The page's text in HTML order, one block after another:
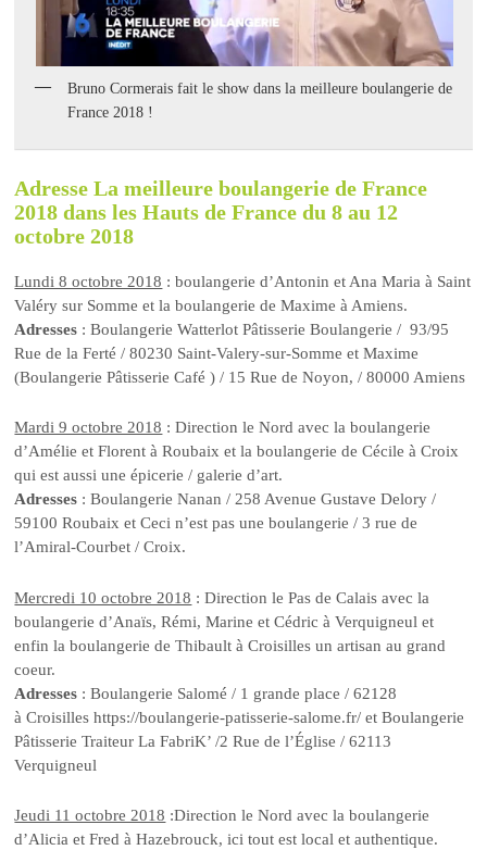
Bruno Cormerais fait le show dans la meilleure boulangerie de
France 2018 !
Adresse La meilleure boulangerie de France
2018 dans les Hauts de France du 8 au 12
octobre 2018
Lundi 8 octobre 2018 : boulangerie d’Antonin et Ana Maria à Saint
Valéry sur Somme et la boulangerie de Maxime à Amiens.
Adresses : Boulangerie Watterlot Pâtisserie Boulangerie / 93/95
Rue de la Ferté / 80230 Saint-Valery-sur-Somme et Maxime
(Boulangerie Pâtisserie Café ) / 15 Rue de Noyon, / 80000 Amiens
Mardi 9 octobre 2018 : Direction le Nord avec la boulangerie
d’Amélie et Florent à Roubaix et la boulangerie de Cécile à Croix
qui est aussi une épicerie / galerie d’art.
Adresses : Boulangerie Nanan / 258 Avenue Gustave Delory /
59100 Roubaix et Ceci n’est pas une boulangerie / 3 rue de
l’Amiral-Courbet / Croix.
Mercredi 10 octobre 2018 : Direction le Pas de Calais avec la
boulangerie d’Anaïs, Rémi, Marine et Cédric à Verquigneul et
enfin la boulangerie de Thibault à Croisilles un artisan au grand
coeur.
Adresses : Boulangerie Salomé / 1 grande place / 62128
à Croisilles https://boulangerie-patisserie-salome.fr/ et Boulangerie
Pâtisserie Traiteur La FabriK’ /2 Rue de l’Église / 62113
Verquigneul
Jeudi 11 octobre 2018 :Direction le Nord avec la boulangerie
d’Alicia et Fred à Hazebrouck, ici tout est local et authentique.